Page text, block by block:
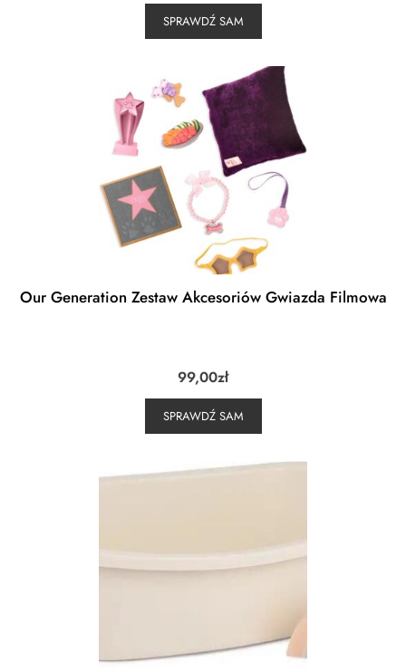
SPRAWDŹ SAM
Our Generation Zestaw Akcesoriów Gwiazda Filmowa
99,00zł
SPRAWDŹ SAM